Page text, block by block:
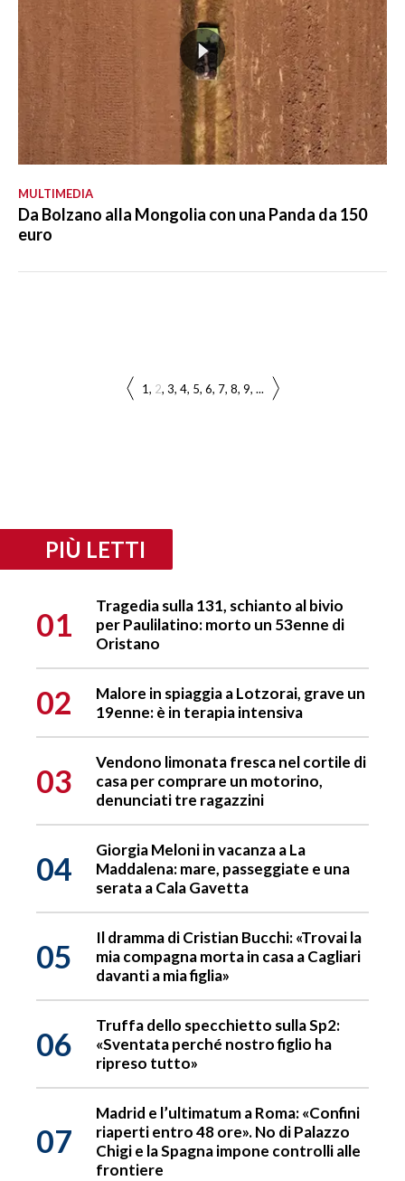
MULTIMEDIA
Da Bolzano alla Mongolia con una Panda da 150
euro
1 2 3 4 5 6 7 8 9 ...
PIÙ LETTI
01
Tragedia sulla 131, schianto al bivio
per Paulilatino: morto un 53enne di
Oristano
02
Malore in spiaggia a Lotzorai, grave un
19enne: è in terapia intensiva
03
Vendono limonata fresca nel cortile di
casa per comprare un motorino,
denunciati tre ragazzini
04
Giorgia Meloni in vacanza a La
Maddalena: mare, passeggiate e una
serata a Cala Gavetta
05
Il dramma di Cristian Bucchi: «Trovai la
mia compagna morta in casa a Cagliari
davanti a mia figlia»
06
Truffa dello specchietto sulla Sp2:
«Sventata perché nostro figlio ha
ripreso tutto»
07
Madrid e l’ultimatum a Roma: «Confini
riaperti entro 48 ore». No di Palazzo
Chigi e la Spagna impone controlli alle
frontiere